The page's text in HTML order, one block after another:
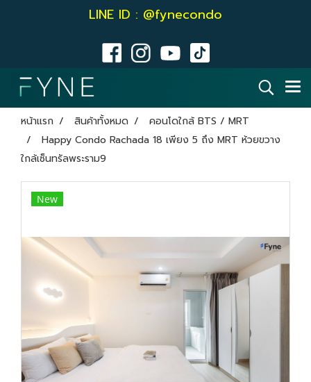
LINE ID : @fynecondo
หน้าแรก สินค้าทั้งหมด
คอนโดใกล้ BTS / MRT
Happy Condo Rachada 18 เพียง 5 ถึง MRT ห้วยขวาง
ใกล้เซ็นทรัลพระราม9
New